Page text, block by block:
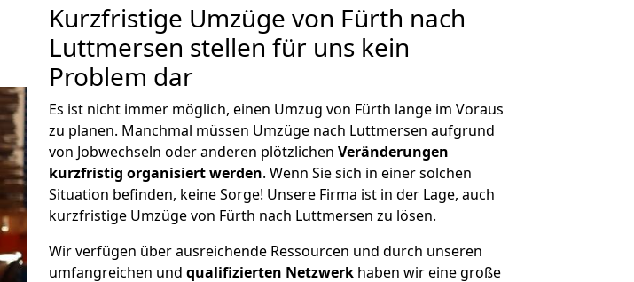
Kurzfristige Umzüge von Fürth nach
Luttmersen stellen für uns kein
Problem dar
Es ist nicht immer möglich, einen Umzug von Fürth lange im Voraus
zu planen. Manchmal müssen Umzüge nach Luttmersen aufgrund
von Jobwechseln oder anderen plötzlichen Veränderungen
kurzfristig organisiert werden. Wenn Sie sich in einer solchen
Situation befinden, keine Sorge! Unsere Firma ist in der Lage, auch
kurzfristige Umzüge von Fürth nach Luttmersen zu lösen.
Wir verfügen über ausreichende Ressourcen und durch unseren
umfangreichen und qualifizierten Netzwerk haben wir eine große